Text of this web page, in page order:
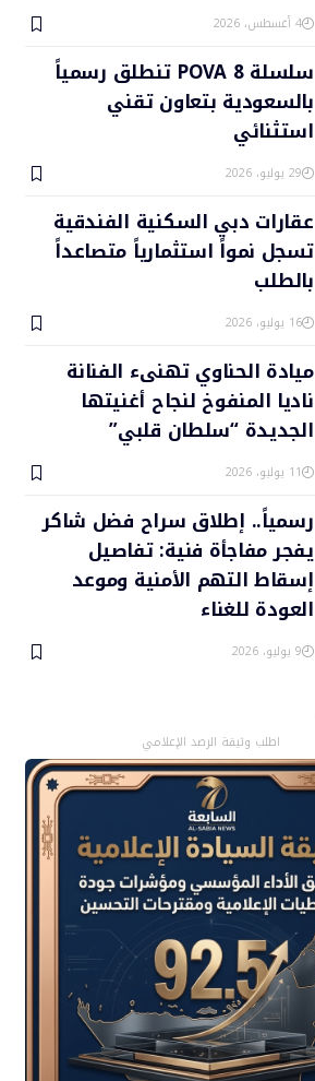
4 أغسطس، 2026
سلسلة POVA 8 تنطلق رسمياً
بالسعودية بتعاون تقني
استثنائي
29 يوليو، 2026
عقارات دبي السكنية الفندقية
تسجل نمواً استثمارياً متصاعداً
بالطلب
16 يوليو، 2026
ميادة الحناوي تهنىء الفنانة
ناديا المنفوخ لنجاح أغنيتها
الجديدة “سلطان قلبي”
11 يوليو، 2026
رسمياً.. إطلاق سراح فضل شاكر
يفجر مفاجأة فنية: تفاصيل
إسقاط التهم الأمنية وموعد
العودة للغناء
9 يوليو، 2026
اطلب وثيقة الرصد الإعلامي